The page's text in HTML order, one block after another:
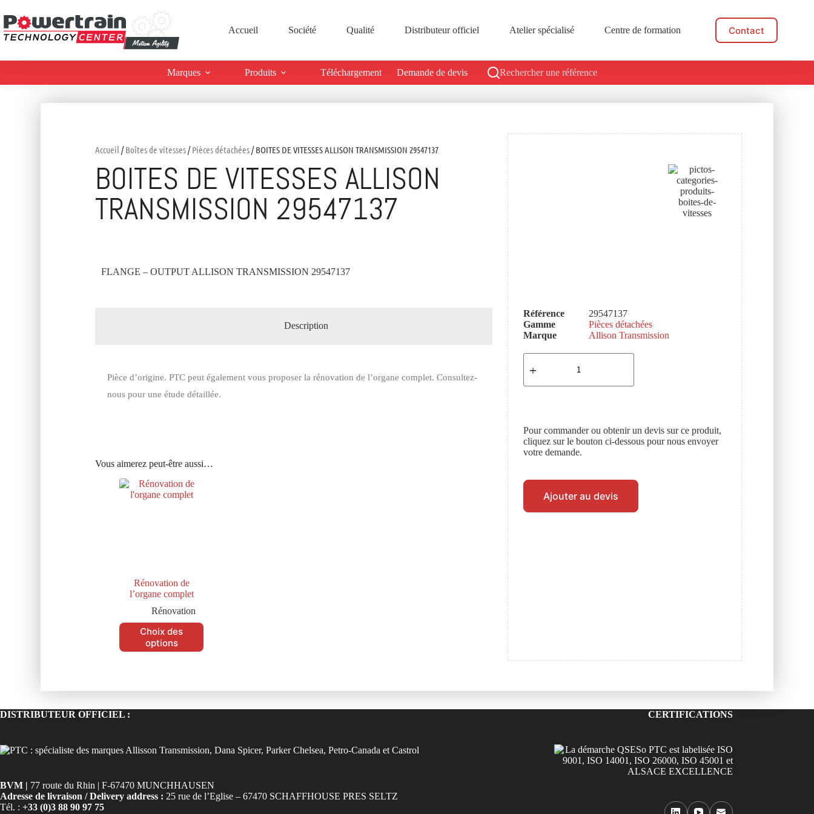
Accueil Société Qualité Distributeur officiel Atelier spécialisé Centre de formation Actualités
Contact
Marques Produits Téléchargement Demande de devis Rechercher une référence
Accueil /Boîtes de vitesses/Pièces détachées/ BOITES DE VITESSES ALLISON TRANSMISSION 29547137
BOITES DE VITESSES ALLISON
TRANSMISSION 29547137
FLANGE – OUTPUT ALLISON TRANSMISSION 29547137
Description
Pièce d’origine. PTC peut également vous proposer la rénovation de l’organe complet. Consultez-
nous pour une étude détaillée.
Vous aimerez peut-être aussi…
Rénovation de
l’organe complet
Rénovation
Choix des
options
Référence
29547137
Gamme
Pièces détachées
Marque
Allison Transmission
Pour commander ou obtenir un devis sur ce produit,
cliquez sur le bouton ci-dessous pour nous envoyer
votre demande.
Ajouter au devis
DISTRIBUTEUR OFFICIEL :
BVM | 77 route du Rhin | F-67470 MUNCHHAUSEN
Adresse de livraison / Delivery address : 25 rue de l’Eglise – 67470 SCHAFFHOUSE PRES SELTZ
Tél. : +33 (0)3 88 90 97 75
CERTIFICATIONS